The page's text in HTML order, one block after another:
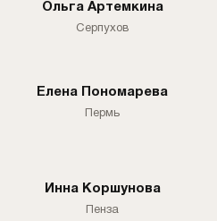
Ольга Артемкина
Серпухов
Елена Пономарева
Пермь
Инна Коршунова
Пенза